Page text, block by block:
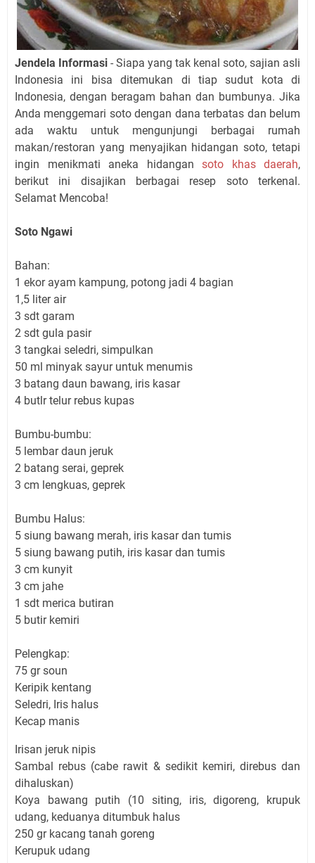
Jendela Informasi - Siapa yang tak kenal soto, sajian asli
Indonesia ini bisa ditemukan di tiap sudut kota di
Indonesia, dengan beragam bahan dan bumbunya. Jika
Anda menggemari soto dengan dana terbatas dan belum
ada waktu untuk mengunjungi berbagai rumah
makan/restoran yang menyajikan hidangan soto, tetapi
ingin menikmati aneka hidangan soto khas daerah,
berikut ini disajikan berbagai resep soto terkenal.
Selamat Mencoba!
Soto Ngawi
Bahan:
1 ekor ayam kampung, potong jadi 4 bagian
1,5 liter air
3 sdt garam
2 sdt gula pasir
3 tangkai seledri, simpulkan
50 ml minyak sayur untuk menumis
3 batang daun bawang, iris kasar
4 butlr telur rebus kupas
Bumbu-bumbu:
5 lembar daun jeruk
2 batang serai, geprek
3 cm lengkuas, geprek
Bumbu Halus:
5 siung bawang merah, iris kasar dan tumis
5 siung bawang putih, iris kasar dan tumis
3 cm kunyit
3 cm jahe
1 sdt merica butiran
5 butir kemiri
Pelengkap:
75 gr soun
Keripik kentang
Seledri, Iris halus
Kecap manis
Irisan jeruk nipis
Sambal rebus (cabe rawit & sedikit kemiri, direbus dan
dihaluskan)
Koya bawang putih (10 siting, iris, digoreng, krupuk
udang, keduanya ditumbuk halus
250 gr kacang tanah goreng
Kerupuk udang